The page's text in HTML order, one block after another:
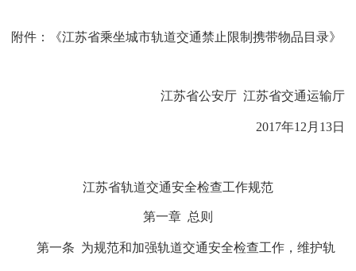
附件：《江苏省乘坐城市轨道交通禁止限制携带物品目录》
江苏省公安厅 江苏省交通运输厅
2017年12 月 13日
江苏省轨道交通安全检查工作规范
第一章 总则
第一条 为规范和加强轨道交通安全检查工作，维护轨